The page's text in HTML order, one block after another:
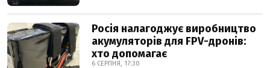
Росія налагоджує виробництво
акумуляторів для FPV-дронів:
хто допомагає
6 СЕРПНЯ, 17:30